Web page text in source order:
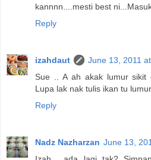
kannnn....mesti best
Reply
izahdaut
June 13, 2011
Sue .. A ah akak lumur sikit
Lupa lak nak tulis ikan tu
Reply
Nadz Nazharzan June 13,